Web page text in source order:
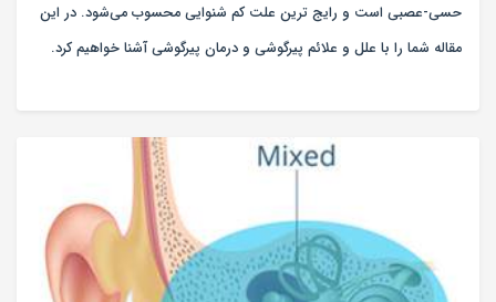
حسی-عصبی است و رایج ترین علت کم شنوایی محسوب می‌شود. در این
مقاله شما را با علل و علائم پیرگوشی و درمان پیرگوشی آشنا خواهیم کرد.